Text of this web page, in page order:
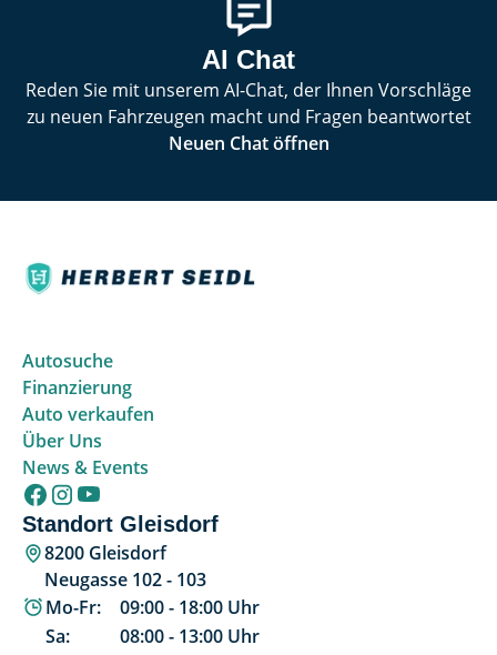
AI Chat
Reden Sie mit unserem AI-Chat, der Ihnen Vorschläge
zu neuen Fahrzeugen macht und Fragen beantwortet
Neuen Chat öffnen
Autosuche
Finanzierung
Auto verkaufen
Über Uns
News & Events
Standort Gleisdorf
8200 Gleisdorf
Neugasse 102 - 103
Mo-Fr:
09:00- 18:00 Uhr
Sa:
08:00- 13:00 Uhr